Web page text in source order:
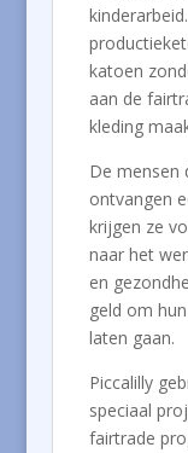
katoen
aan de
kleding
De mensen
ontvangen
krijgen ze
naar het
en
geld om
laten gaan.
Piccalilly
speciaal
fairtrade